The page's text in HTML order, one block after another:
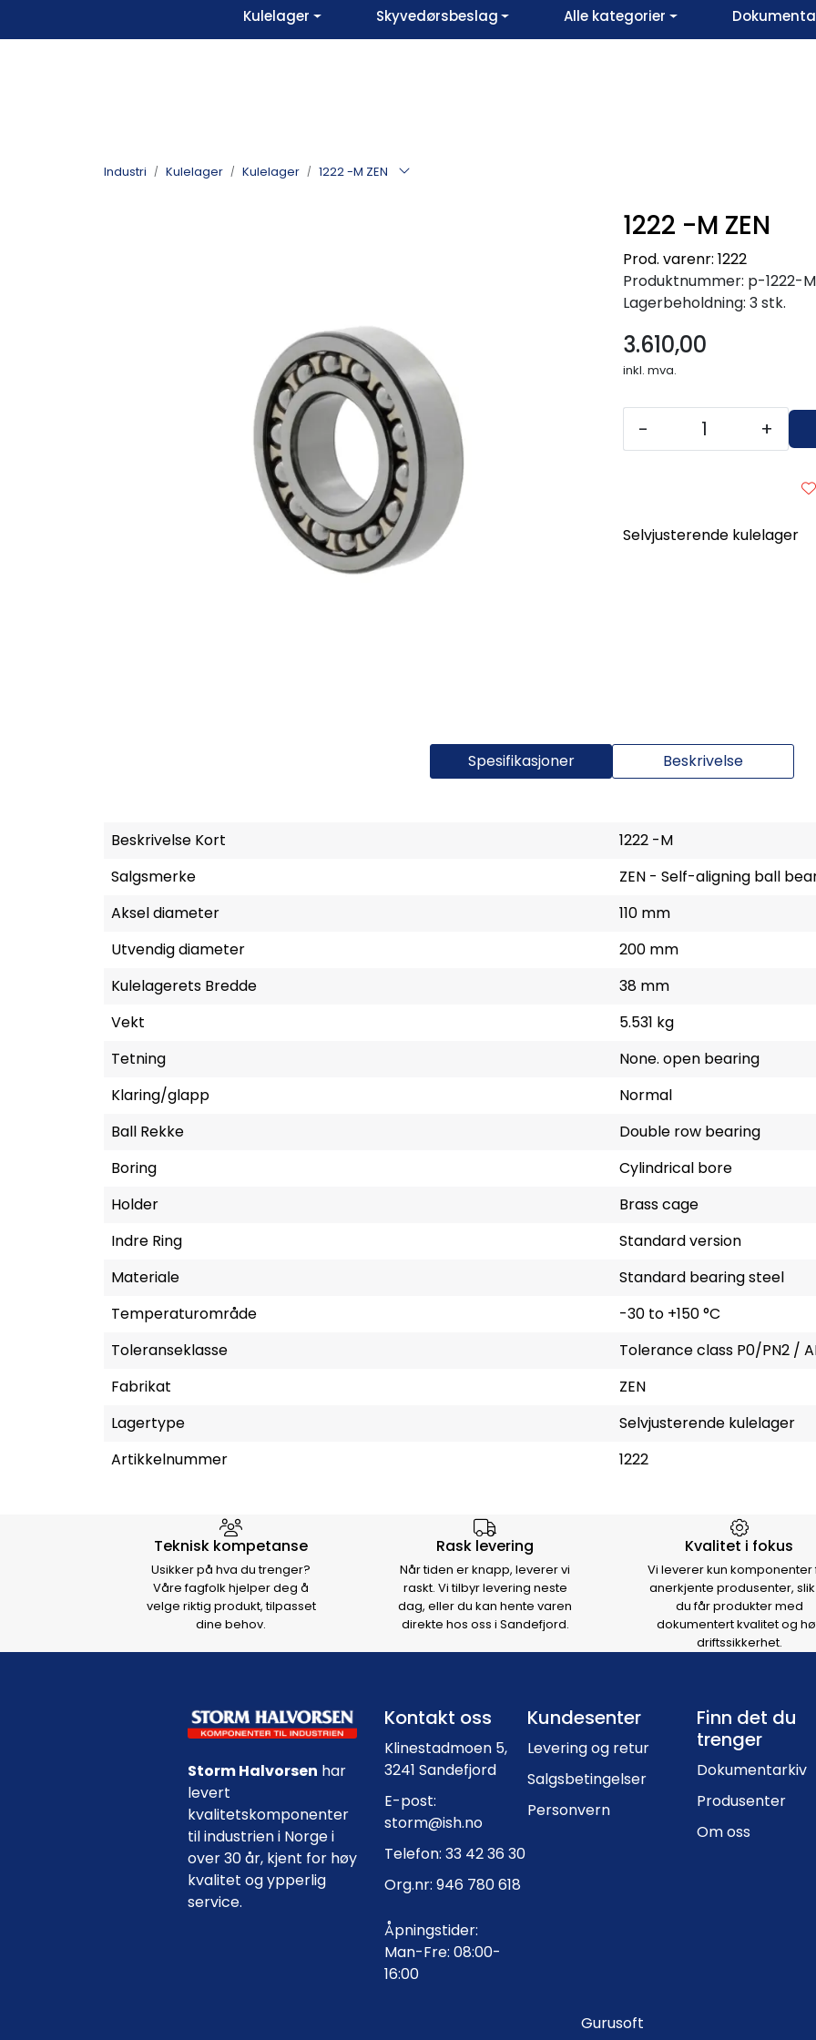
Kulelager Skyvedørsbeslag Alle kategorier
Industri Kulelager Kulelager 1222 -M ZEN
1222 -M ZEN
Prod. varenr: 1222
Produktnummer: p-1222-
Lagerbeholdning: 3 stk.
3.610,00
inkl. mva.
- +
Selvjusterende kulelager
Spesifikasjoner Beskrivelse
Beskrivelse Kort
1222 -M
Salgsmerke
ZEN - Self-aligning ball
Aksel diameter
110 mm
Utvendig diameter
200 mm
Kulelagerets Bredde
38 mm
Vekt
5.531 kg
Tetning
None. open bearing
Klaring/glapp
Normal
Ball Rekke
Double row bearing
Boring
Cylindrical bore
Holder
Brass cage
Indre Ring
Standard version
Materiale
Standard bearing steel
Temperaturområde
-30 to +150 °C
Toleranseklasse
Tolerance class P0/PN2 /
Fabrikat
ZEN
Lagertype
Selvjusterende kulelager
Artikkelnummer
1222
Hvorfor velge Storm Halvorsen
Teknisk kompetanse
Usikker på hva du trenger?
Våre fagfolk hjelper deg å
velge riktig produkt, tilpasset
dine behov.
Rask levering
Når tiden er knapp, leverer vi
raskt. Vi tilbyr levering neste
dag, eller du kan hente varen
direkte hos oss i Sandefjord.
Kvalitet i fokus
Vi leverer kun komponenter
anerkjente produsenter,
du får produkter med
dokumentert kvalitet og
driftssikkerhet.
Footer navigation
Storm Halvorsen har
levert
kvalitetskomponenter
til industrien i Norge i
over 30 år, kjent for høy
kvalitet og ypperlig
service.
Kontakt oss
Klinestadmoen 5,
3241 Sandefjord
E-post:
storm@ish.no
Telefon: 33 42 36 30
Org.nr: 946 780 618
Åpningstider:
Man-Fre: 08:00-
16:00
Kundesenter
Levering og retur
Salgsbetingelser
Personvern
Finn det du
trenger
Dokumentarkiv
Produsenter
Om oss
Gurusoft